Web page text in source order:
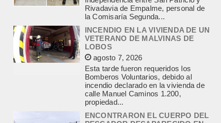
INCENDIO EN LA VIVIENDA DE UN
VETERANO DE MALVINAS DE
LOBOS
agosto 7, 2026
Esta tarde fueron requeridos los
Bomberos Voluntarios, debido al
incendio declarado en la vivienda de
calle Manuel Caminos 1.200,
propiedad...
ENCONTRARON EL CUERPO DEL
PESCADOR DESAPARECIDO EN
EL ARROYO SALADILLO
agosto 7, 2026